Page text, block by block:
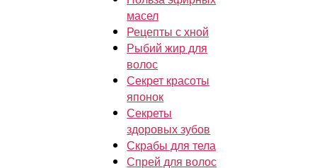
масел
Рецепты с хной
Рыбий жир для
волос
Секрет красоты
японок
Секреты
здоровых зубов
Скрабы для тела
Спрей для волос